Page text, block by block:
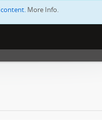
More Info.